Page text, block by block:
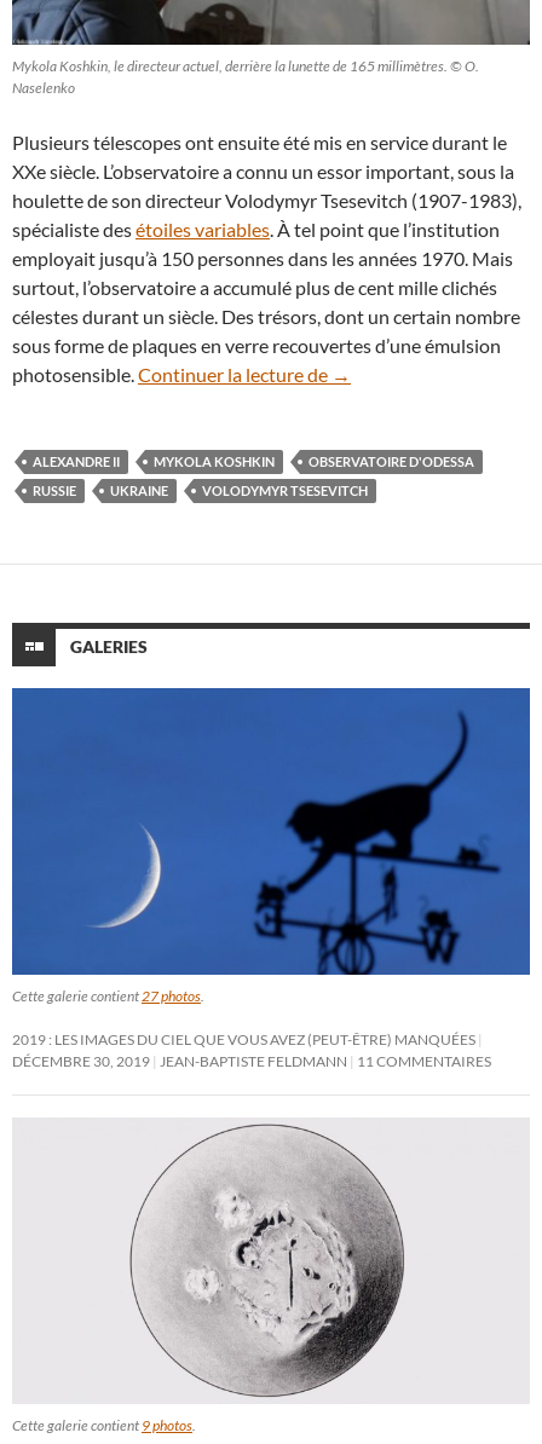
Mykola Koshkin, le directeur actuel, derrière la lunette de 165 millimètres. © O.
Naselenko
Plusieurs télescopes ont ensuite été mis en service durant le
XXe siècle. L’observatoire a connu un essor important, sous la
houlette de son directeur Volodymyr Tsesevitch (1907-1983),
spécialiste desétoiles variables . À tel point que l’institution
employait jusqu’à 150 personnes dans les années 1970. Mais
surtout, l’observatoire a accumulé plus de cent mille clichés
célestes durant un siècle. Des trésors, dont un certain nombre
sous forme de plaques en verre recouvertes d’une émulsion
photosensible. Continuer la lecture de À l’Observatoire
→
ALEXANDRE II MYKOLA KOSHKIN
OBSERVATOIRE D'ODESSA
RUSSIE
UKRAINE VOLODYMYR TSESEVITCH
GALERIES
Cette galerie contient 27 photos
2019 : LES IMAGES DU CIEL QUE VOUS AVEZ (PEUT-ÊTRE) MANQUÉES
DÉCEMBRE 30, 2019
JEAN-BAPTISTE FELDMANN 11 COMMENTAIRES
Cette galerie contient 9 photos